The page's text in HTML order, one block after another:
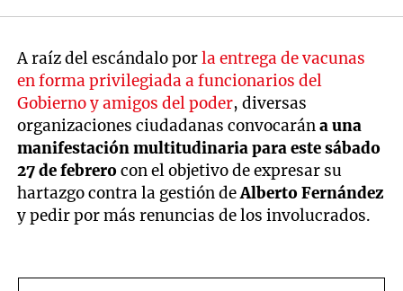
A raíz del escándalo porla entrega de vacunas
en forma privilegiada a funcionarios del
Gobierno y amigos del poder, diversas
organizaciones ciudadanas convocarána una
manifestación multitudinaria para este sábado
27 de febrerocon el objetivo de expresar su
hartazgo contra la gestión deAlberto Fernández
y pedir por más renuncias de los involucrados.